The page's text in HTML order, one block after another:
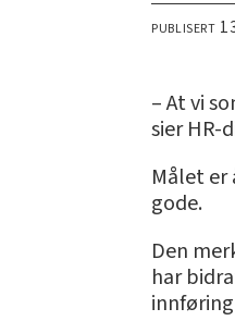
PUBLISERT
– At vi
sier HR-
Målet
gode.
Den
har